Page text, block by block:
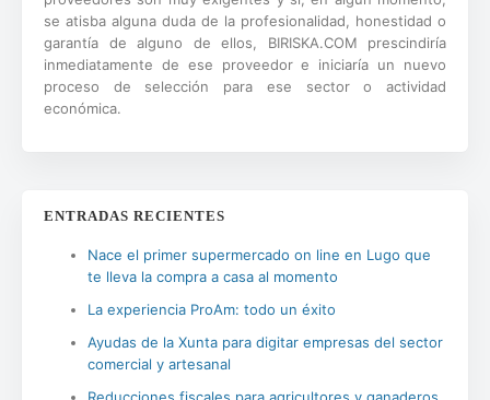
se atisba alguna duda de la profesionalidad, honestidad o
garantía de alguno de ellos, BIRISKA.COM prescindiría
inmediatamente de ese proveedor e iniciaría un nuevo
proceso de selección para ese sector o actividad
económica.
ENTRADAS RECIENTES
Nace el primer supermercado on line en Lugo que
te lleva la compra a casa al momento
La experiencia ProAm: todo un éxito
Ayudas de la Xunta para digitar empresas del sector
comercial y artesanal